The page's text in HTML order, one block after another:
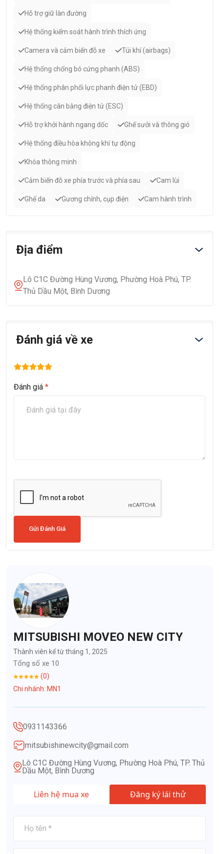
Hỗ trợ giữ làn đường
Hệ thống kiểm soát hành trình thích ứng
Camera và cảm biến đỗ xe Túi khí (airbags)
Hệ thống chống bó cứng phanh (ABS)
Hệ thống phân phối lực phanh điện tử (EBD)
Hệ thống cân bằng điện tử (ESC)
Hỗ trợ khởi hành ngang dốc Ghế sưởi và thông gió
Hệ thống điều hòa không khí tự động
Khóa thông minh
Cảm biến đỗ xe phía trước và phía sau Cam lùi
Ghế da Gương chỉnh, cụp điện Cam hành trình
Địa điểm
Lô C1C Đường Hùng Vương, Phường Hoà Phú, TP.
Thủ Dầu Một, Bình Dương
Đánh giá về xe
Đánh giá *
Gửi Đánh Giá
MITSUBISHI MOVEO NEW CITY
Thành viên kể từ tháng 1, 2025
Tổng số xe 10
(0)
Chi nhánh: MN1
0931143366
mitsubishinewcity@gmail.com
Lô C1C Đường Hùng Vương, Phường Hoà Phú, TP. Thủ
Dầu Một, Bình Dương
Liên hệ mua xe Đăng ký lái thử